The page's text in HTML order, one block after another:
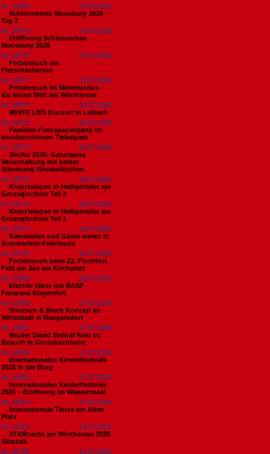
Nr. 18780
25.07.2026
Schlosswiese Moosburg 2026 -
Tag 2
Nr. 18779
24.07.2026
Eröffnung Schlosswiese
Moosburg 2026
Nr. 18778
23.07.2026
Fotobesuch am
Flatschachersee
Nr. 18777
23.07.2026
Fotobesuch im Minimundus -
die kleine Welt am Wörthersee
Nr. 18776
22.07.2026
WHITE LIES Konzert in Laibach
Nr. 18775
20.07.2026
Familien-Fotospaziergang im
wunderschönen Tiebelpark
Nr. 18774
20.07.2026
SiniAir 2026: Gelungene
Veranstaltung mit bester
Stimmung /Sinabelkirchen
Nr. 18773
19.07.2026
Kranzlsingen in Heiligenblut am
Grossglockner Teil 2
Nr. 18772
19.07.2026
Kranzlsingen in Heiligenblut am
Grossglockner Teil 1
Nr. 18771
19.07.2026
Kameraden und Gäste waren in
Sommerfest-Feierlaune
Nr. 18770
18.07.2026
Fotobesuch beim 22. Fischfest
Feld am See am Kirchplatz
Nr. 18769
18.07.2026
Electric Vibes mit BASF -
Fanarena Klagenfurt
Nr. 18768
17.07.2026
Strottern & Blech Konzert im
Wirtstdadl in Rangersdorf
Nr. 18767
17.07.2026
Bruder David Steindl Rast zu
Besuch in Grosskirchheim
Nr. 18766
17.07.2026
Internationalen Kinderfestivals
2026 in der Burg
Nr. 18765
17.07.2026
Internationalen Kinderfestivals
2026 – Eröffnung im Wappensaal
Nr. 18764
17.07.2026
Internationale Tänze am Alten
Platz
Nr. 18763
14.07.2026
STARnacht am Wörthersee 2026
/Startalk
Nr. 18762
14.07.2026